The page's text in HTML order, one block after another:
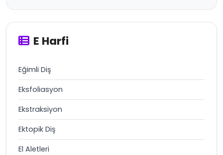
E Harfi
Eğimli Diş
Eksfoliasyon
Ekstraksiyon
Ektopik Diş
El Aletleri